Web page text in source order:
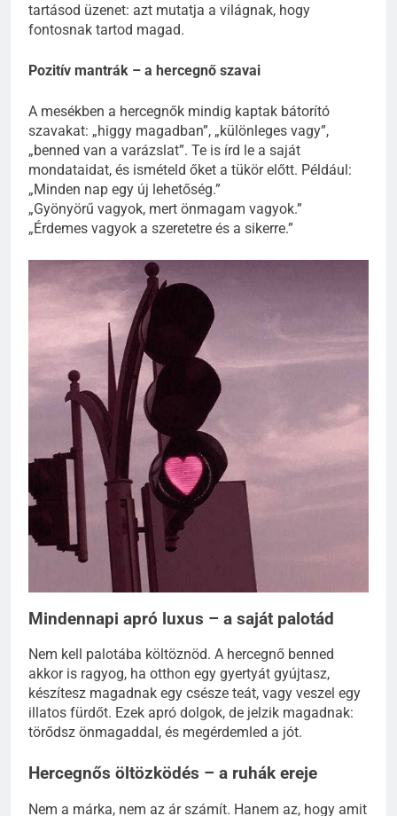
tartásod üzenet: azt mutatja a világnak, hogy
fontosnak tartod magad.
Pozitív mantrák – a hercegnő szavai
A mesékben a hercegnők mindig kaptak bátorító
szavakat: „higgy magadban”, „különleges vagy”,
„benned van a varázslat”. Te is írd le a saját
mondataidat, és ismételd őket a tükör előtt. Például:
„Minden nap egy új lehetőség.”
„Gyönyörű vagyok, mert önmagam vagyok.”
„Érdemes vagyok a szeretetre és a sikerre.”
Mindennapi apró luxus – a saját palotád
Nem kell palotába költöznöd. A hercegnő benned
akkor is ragyog, ha otthon egy gyertyát gyújtasz,
készítesz magadnak egy csésze teát, vagy veszel egy
illatos fürdőt. Ezek apró dolgok, de jelzik magadnak:
törődsz önmagaddal, és megérdemled a jót.
Hercegnős öltözködés – a ruhák ereje
Nem a márka, nem az ár számít. Hanem az, hogy amit